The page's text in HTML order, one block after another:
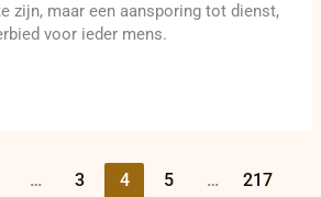
zijn, maar een aansporing tot dienst,
voor ieder mens.
… 3 4 5 … 217